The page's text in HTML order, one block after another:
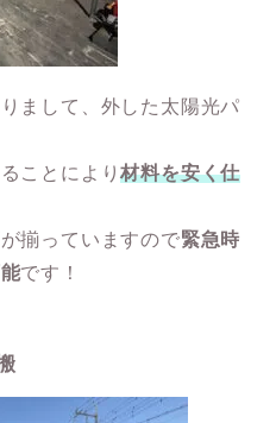
まして、外した太陽光パ
ことにより材料を安く仕
揃っていますので緊急時
です！